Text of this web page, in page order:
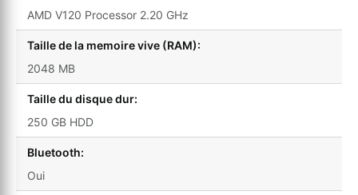
AMD V120 Processor 2.20 GHz
Taille de la memoire vive (RAM):
2048 MB
Taille du disque dur:
250 GB HDD
Bluetooth:
Oui